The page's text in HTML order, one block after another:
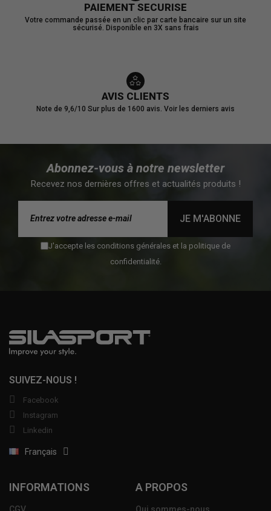
PAIEMENT SECURISE
Votre commande passée en un clic par carte bancaire sur un site
sécurisé. Disponible en 3X sans frais
AVIS CLIENTS
Note de 9,6/10 Sur plus de 1600 avis. Voir les derniers avis
Abonnez-vous à notre newsletter
Recevez nos dernières offres et actualités produits !
JE M'ABONNE
J'accepte les conditions générales et la politique de
confidentialité.
SUIVEZ-NOUS !
Facebook
Instagram
Linkedin
Français
INFORMATIONS
CGV
A PROPOS
Qui sommes-nous